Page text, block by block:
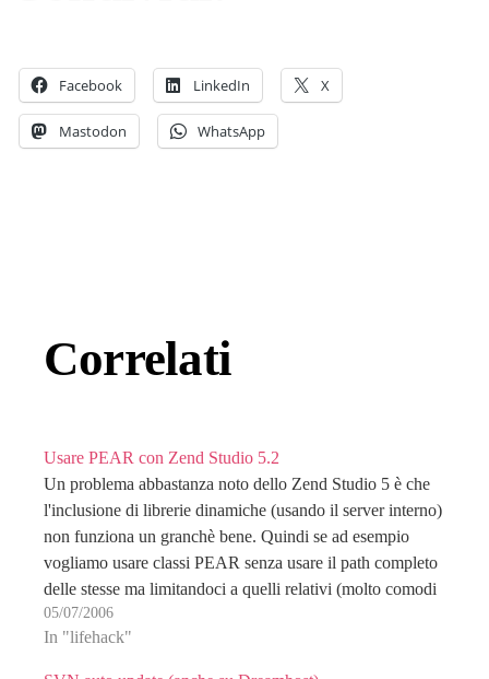
Facebook LinkedIn X
Mastodon WhatsApp
Correlati
Usare PEAR con Zend Studio 5.2
Un problema abbastanza noto dello Zend Studio 5 è che
l'inclusione di librerie dinamiche (usando il server interno)
non funziona un granchè bene. Quindi se ad esempio
vogliamo usare classi PEAR senza usare il path completo
delle stesse ma limitandoci a quelli relativi (molto comodi
se poi l'applicazione verrà migrata…
05/07/2006
In "lifehack"